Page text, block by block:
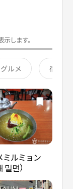
します。
グルメ 宿泊
ミルミョン
밀면）